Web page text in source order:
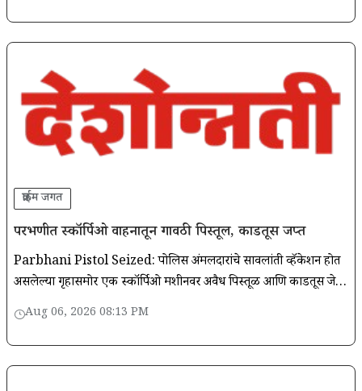
क्राईम जगत
परभणीत स्कॉर्पिओ वाहनातून गावठी पिस्तूल, काडतूस जप्त
Parbhani Pistol Seized: पोलिस अंमलदारांचे सावलांती व्हॅकेशन होत
असलेल्या गृहासमोर एक स्कॉर्पिओ मशीनवर अवैध पिस्तूळ आणि काडतूस जेवून
आहेत. नए मोंढा गुन्हा दाखला करण्यात आला.
Aug 06, 2026 08:13 PM